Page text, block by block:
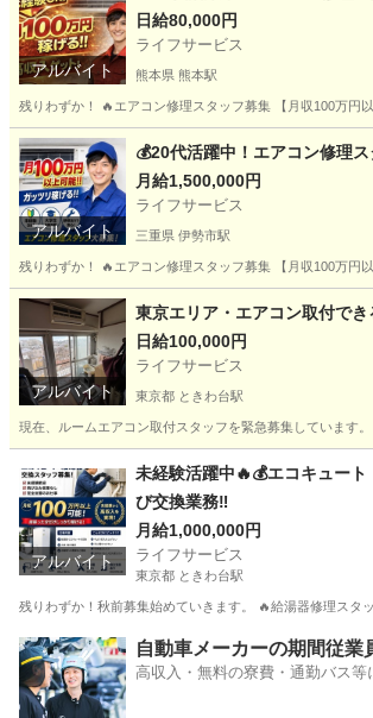
アルバイト
日給80,000円
ライフサービス
熊本県 熊本駅
残りわずか！ 🔥エアコン修理スタッフ募集 【月収100万円
熊本 熊本市 熊本駅 建築 スタッフ
アルバイト
💰20代活躍中！エアコン修理
月給1,500,000円
ライフサービス
三重県 伊勢市駅
残りわずか！ 🔥エアコン修理スタッフ募集 【月収100万円
三重 伊勢市 伊勢市駅 スタッフ
アルバイト
東京エリア・エアコン取付で
日給100,000円
ライフサービス
東京都 ときわ台駅
現在、ルームエアコン取付スタッフを緊急募集しています
ときわ台駅 その他 スポット
アルバイト
未経験活躍中🔥💰エコキュート
び交換業務‼️
月給1,000,000円
ライフサービス
東京都 ときわ台駅
残りわずか！秋前募集始めていきます。 🔥給湯器修理スタ
東京 板橋区 ときわ台駅 その他 給湯器
自動車メーカーの期間従業
高収入・無料の寮費・通勤バス等